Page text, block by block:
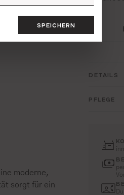
moderne,
sorgt für ein
DETAILS
PFLEGE
SPEICHERN